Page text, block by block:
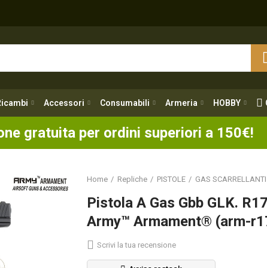
Accessori Consumabili Armeria HOBBY
gratuita per ordini superiori a 150€!
Home Repliche PISTOLE GAS SCARRELLANTI
Pistola A Gas Gbb GLK.
Army™ Armament® (arm-
Scrivi la tua recensione